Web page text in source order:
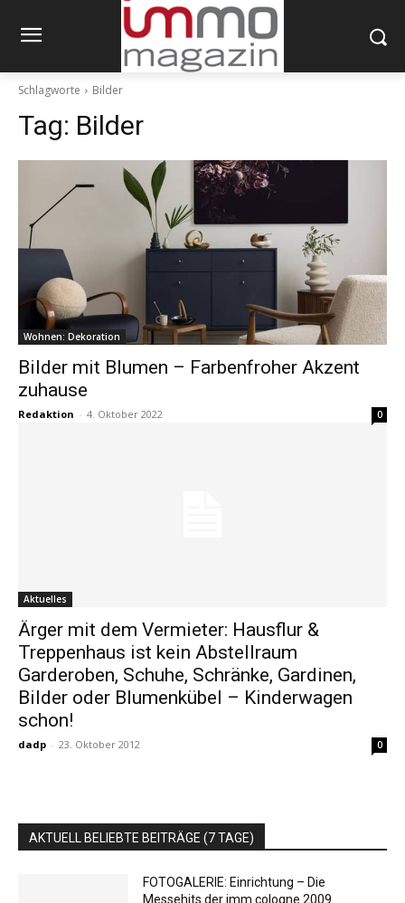
Schlagworte Bilder
Tag: Bilder
Wohnen: Dekoration
Bilder mit Blumen – Farbenfroher Akzent
zuhause
Redaktion - 4. Oktober 2022 0
Aktuelles
Ärger mit dem Vermieter: Hausflur &
Treppenhaus ist kein Abstellraum
Garderoben, Schuhe, Schränke, Gardinen,
Bilder oder Blumenkübel – Kinderwagen
schon!
dadp - 23. Oktober 2012 0
AKTUELL BELIEBTE BEITRÄGE (7 TAGE)
FOTOGALERIE: Einrichtung – Die
Messehits der imm cologne 2009